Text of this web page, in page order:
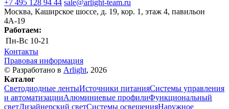
+7 495 128 94 44 sale@arlight-team.ru
Москва, Каширское шоссе, д. 19, кор. 1, этаж 4, павильон
4А-19
Работаем:
Пн-Вс 10-21
Контакты
Правовая информация
© Разработано в Arlight, 2026
Каталог
Светодиодные лентыИсточники питанияСистемы управления
и автоматизацииАлюминиевые профилиФункциональный
светДизайнерский светСистемы освещенияНаружное